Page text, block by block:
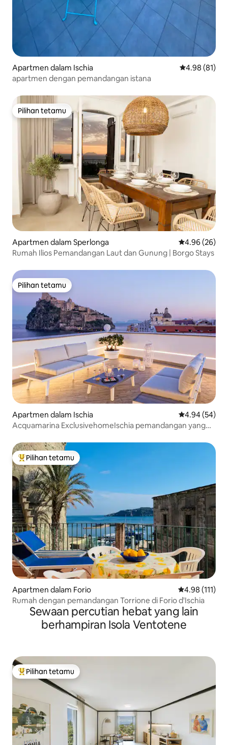
Apartmen dalam Ischia Penarafan
4.98 (81)
apartmen dengan pemandangan istana
Pilihan tetamu
Pilihan tetamu
Apartmen dalam Sperlonga Penarafan
4.96 (26)
Rumah Ilios Pemandangan Laut dan Gunung | Borgo Stays
Pilihan tetamu
Pilihan tetamu
Apartmen dalam Ischia Penarafan
4.94 (54)
Acquamarina ExclusivehomeIschia pemandangan yang
Pilihan utama tetamu
Pilihan tetamu
Apartmen dalam Forio Penarafan
4.98 (111)
Rumah dengan pemandangan Torrione di Forio d'Ischia
Sewaan percutian hebat yang lain
berhampiran Isola Ventotene
Pilihan utama tetamu
Pilihan tetamu